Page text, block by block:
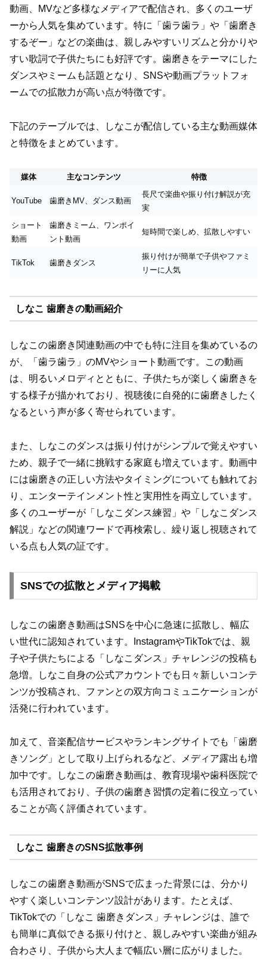
動画、MVなど多様なメディアで配信され、多くのユーザ
ーから人気を集めています。特に「歯ラ歯ラ」や「歯磨き
するぞー」などの楽曲は、親しみやすいリズムと分かりや
すい歌詞で子供たちにも好評です。歯磨きをテーマにした
ダンスやミームも話題となり、SNSや動画プラットフォ
ームでの拡散力が高い点が特徴です。
下記のテーブルでは、しなこが配信している主な動画媒体
と特徴をまとめています。
媒体 主なコンテンツ 特徴
YouTube 歯磨きMV、ダンス動画
長尺で楽曲や振り付け解説が充
実
ショート
動画
歯磨きミーム、ワンポイ
ント動画
短時間で楽しめ、拡散しやすい
TikTok 歯磨きダンス
振り付けが簡単で子供やファミ
リーに人気
しなこ 歯磨きの動画紹介
しなこの歯磨き関連動画の中でも特に注目を集めているの
が、「歯ラ歯ラ」のMVやショート動画です。この動画
は、明るいメロディとともに、子供たちが楽しく歯磨きを
する様子が描かれており、視聴後に自発的に歯磨きしたく
なるという声が多く寄せられています。
また、しなこのダンスは振り付けがシンプルで覚えやすい
ため、親子で一緒に挑戦する家庭も増えています。動画中
には歯磨きの正しい方法やタイミングについても触れてお
り、エンターテインメント性と実用性を両立しています。
多くのユーザーが「しなこダンス練習」や「しなこダンス
解説」などの関連ワードで再検索し、繰り返し視聴されて
いる点も人気の証です。
SNSでの拡散とメディア掲載
しなこの歯磨き動画はSNSを中心に急速に拡散し、幅広
い世代に認知されています。InstagramやTikTokでは、親
子や子供たちによる「しなこダンス」チャレンジの投稿も
急増。しなこ自身の公式アカウントでも日々新しいコンテ
ンツが投稿され、ファンとの双方向コミュニケーションが
活発に行われています。
加えて、音楽配信サービスやランキングサイトでも「歯磨
きソング」として取り上げられるなど、メディア露出も増
加中です。しなこの歯磨き動画は、教育現場や歯科医院で
も活用されており、子供の歯磨き習慣の定着に役立ってい
ることが高く評価されています。
しなこ 歯磨きのSNS拡散事例
しなこの歯磨き動画がSNSで広まった背景には、分かり
やすく楽しいコンテンツ設計があります。たとえば、
TikTokでの「しなこ 歯磨きダンス」チャレンジは、誰で
も簡単に真似できる振り付けと、親しみやすい楽曲が組み
合わさり、子供から大人まで幅広い層に広がりました。